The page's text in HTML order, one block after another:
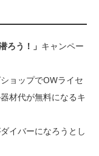
ろう！」 キャンペー
ョップでOWライセ
材代が無料になるキ
イバーになろうとし